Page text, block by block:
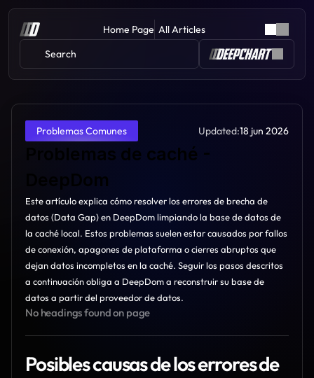
Home Page All Articles
Search
Problemas Comunes Updated:18 jun 2026
Problemas de caché -
DeepDom
Este artículo explica cómo resolver los errores de brecha de
datos (Data Gap) en DeepDom limpiando la base de datos de
la caché local. Estos problemas suelen estar causados por fallos
de conexión, apagones de plataforma o cierres abruptos que
dejan datos incompletos en la caché. Seguir los pasos descritos
a continuación obliga a DeepDom a reconstruir su base de
datos a partir del proveedor de datos.
No headings found on page
Posibles causas de los errores de